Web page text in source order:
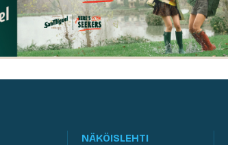
NÄKÖISLEHTI